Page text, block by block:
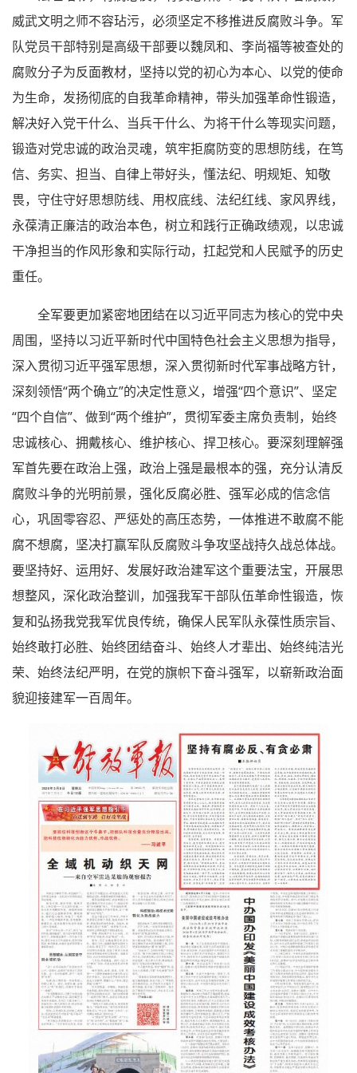
威武文明之师不容玷污，必须坚定不移推进反腐败斗争。军
队党员干部特别是高级干部要以魏凤和、李尚福等被查处的
腐败分子为反面教材，坚持以党的初心为本心、以党的使命
为生命，发扬彻底的自我革命精神，带头加强革命性锻造，
解决好入党干什么、当兵干什么、为将干什么等现实问题，
锻造对党忠诚的政治灵魂，筑牢拒腐防变的思想防线，在笃
信、务实、担当、自律上带好头，懂法纪、明规矩、知敬
畏，守住守好思想防线、用权底线、法纪红线、家风界线，
永葆清正廉洁的政治本色，树立和践行正确政绩观，以忠诚
干净担当的作风形象和实际行动，扛起党和人民赋予的历史
重任。
全军要更加紧密地团结在以习近平同志为核心的党中央
周围，坚持以习近平新时代中国特色社会主义思想为指导，
深入贯彻习近平强军思想，深入贯彻新时代军事战略方针，
深刻领悟“两个确立”的决定性意义，增强“四个意识”、坚定
“四个自信”、做到“两个维护”，贯彻军委主席负责制，始终
忠诚核心、拥戴核心、维护核心、捍卫核心。要深刻理解强
军首先要在政治上强，政治上强是最根本的强，充分认清反
腐败斗争的光明前景，强化反腐必胜、强军必成的信念信
心，巩固零容忍、严惩处的高压态势，一体推进不敢腐不能
腐不想腐，坚决打赢军队反腐败斗争攻坚战持久战总体战。
要坚持好、运用好、发展好政治建军这个重要法宝，开展思
想整风，深化政治整训，加强我军干部队伍革命性锻造，恢
复和弘扬我党我军优良传统，确保人民军队永葆性质宗旨、
始终敢打必胜、始终团结奋斗、始终人才辈出、始终纯洁光
荣、始终法纪严明，在党的旗帜下奋斗强军，以崭新政治面
貌迎接建军一百周年。